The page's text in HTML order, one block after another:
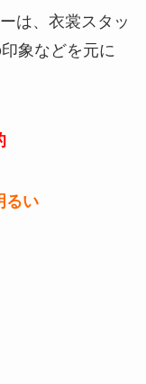
は、衣裳スタッ
象などを元に
るい